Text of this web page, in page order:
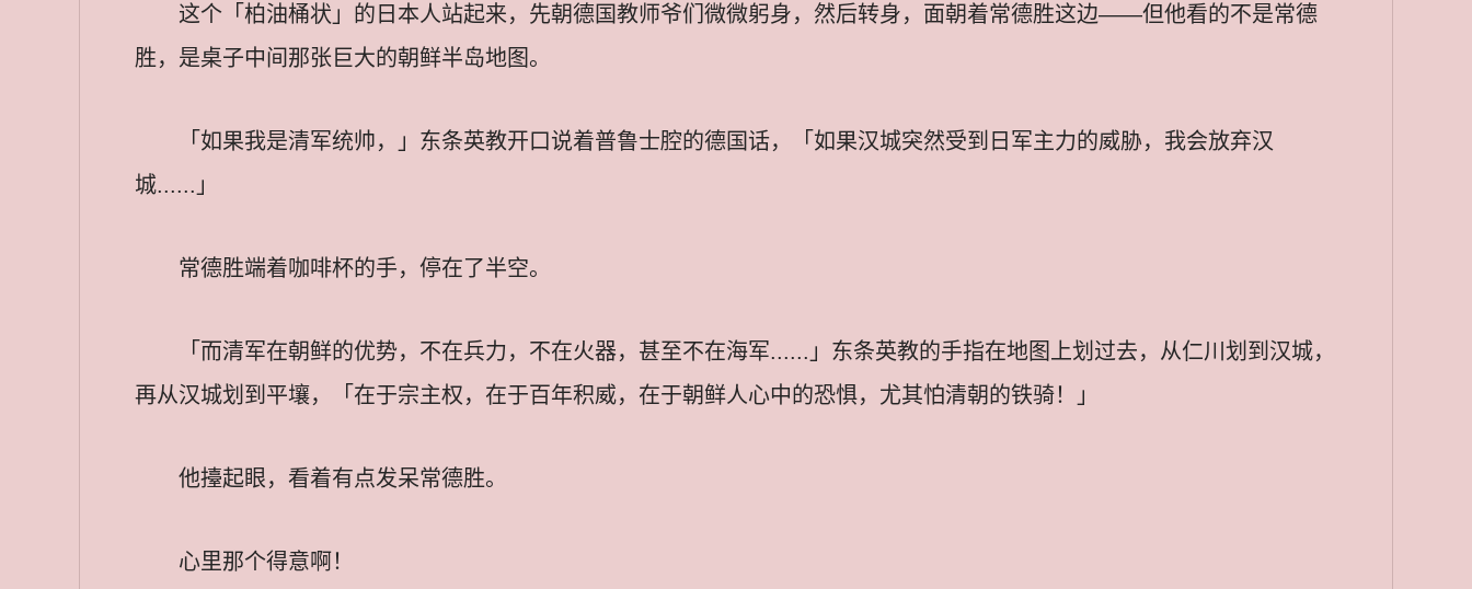
这个「柏油桶状」的日本人站起来，先朝德国教师爷们微微躬身，然后转身，面朝着常德胜这边——但他看的不是常德
胜，是桌子中间那张巨大的朝鲜半岛地图。
「如果我是清军统帅，」东条英教开口说着普鲁士腔的德国话，「如果汉城突然受到日军主力的威胁，我会放弃汉
城......」
常德胜端着咖啡杯的手，停在了半空。
「而清军在朝鲜的优势，不在兵力，不在火器，甚至不在海军......」东条英教的手指在地图上划过去，从仁川划到汉城，
再从汉城划到平壤，「在于宗主权，在于百年积威，在于朝鲜人心中的恐惧，尤其怕清朝的铁骑！」
他擡起眼，看着有点发呆常德胜。
心里那个得意啊！